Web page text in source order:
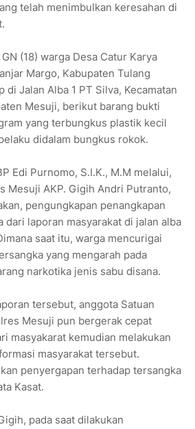
telah menimbulkan keresahan di
(18) warga Desa Catur Karya
Margo, Kabupaten Tulang
di Jalan Alba 1 PT Silva, Kecamatan
Mesuji, berikut barang bukti
yang terbungkus plastik kecil
didalam bungkus rokok.
Edi Purnomo, S.I.K., M.M melalui,
Mesuji AKP. Gigih Andri Putranto,
pengungkapan penangkapan
dari laporan masyarakat di jalan alba
saat itu, warga mencurigai
yang mengarah pada
narkotika jenis sabu disana.
tersebut, anggota Satuan
Mesuji pun bergerak cepat
masyakarat kemudian melakukan
masyarakat tersebut.
penyergapan terhadap tersangka
Kasat.
pada saat dilakukan